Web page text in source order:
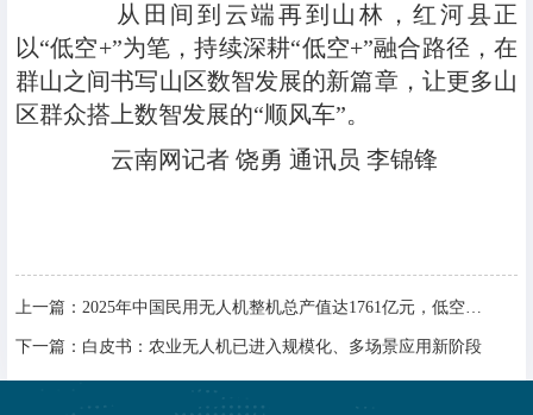
从田间到云端再到山林，红河县正
以“低空+”为笔，持续深耕“低空+”融合路径，在
群山之间书写山区数智发展的新篇章，让更多山
区群众搭上数智发展的“顺风车”。
云南网记者 饶勇 通讯员 李锦锋
上一篇： 2025年中国民用无人机整机总产值达1761亿元，低空经济迎来爆发式增长
下一篇： 白皮书：农业无人机已进入规模化、多场景应用新阶段